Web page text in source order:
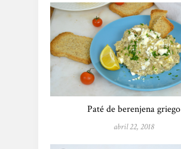
Paté de berenjena griego
abril 22, 2018